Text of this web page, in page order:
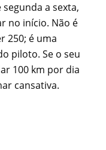
a sexta,
no início. Não é
250; é uma
piloto. Se o seu
100 km por dia
cansativa.